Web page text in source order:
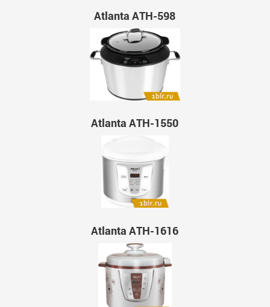
Atlanta ATH-598
Atlanta ATH-1550
Atlanta ATH-1616